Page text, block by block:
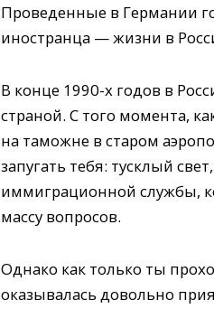
Проведенные в Германии
иностранца — жизни в
В конце 1990-х годов в
страной. С того момента,
на таможне в старом
запугать тебя: тусклый
иммиграционной службы,
массу вопросов.
Однако как только ты
оказывалась довольно